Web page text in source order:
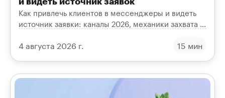
Как привлечь клиентов в мессенджеры и видеть
источник заявки: каналы 2026, механики захвата в
окупаемости.
4 августа 2026 г. 15 мин